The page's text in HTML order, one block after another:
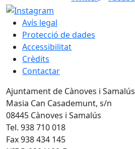
Avís legal
Protecció de dades
Accessibilitat
Crèdits
Contactar
Ajuntament de Cànoves i Samalús
Masia Can Casademunt, s/n
08445 Cànoves i Samalús
Tel. 938 710 018
Fax 938 434 145